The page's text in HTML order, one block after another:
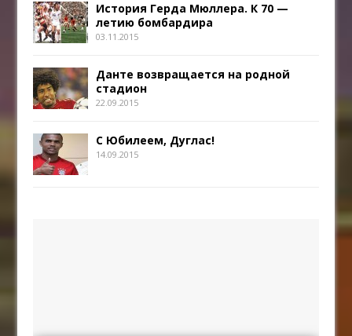
История Герда Мюллера. К 70 —
летию бомбардира
03.11.2015
Данте возвращается на родной
стадион
22.09.2015
С Юбилеем, Дуглас!
14.09.2015